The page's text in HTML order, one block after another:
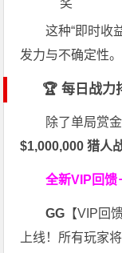
奖
这种“即时收
发力与不确定性。
🏆 每日战力
除了单局赏
$1,000,000 猎人
全新VIP回馈
GG 【VIP回
上线！所有玩家